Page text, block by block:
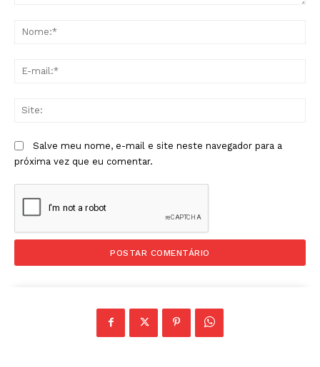
Salve meu nome, e-mail e site neste navegador para a
próxima vez que eu comentar.